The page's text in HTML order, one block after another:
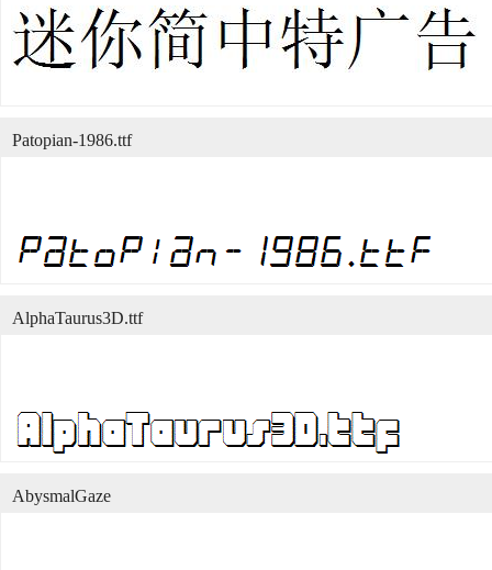
Patopian-1986.ttf
AlphaTaurus3D.ttf
AbysmalGaze